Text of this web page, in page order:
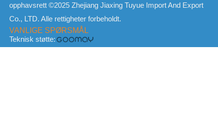
opphavsrett ©2025 Zhejiang Jiaxing Tuyue Import And Export
Co., LTD. Alle rettigheter forbeholdt.
VANLIGE SPØRSMÅL
Teknisk støtte: